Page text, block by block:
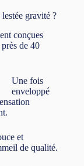
gravité ?
conçues
de 40
Une fois
enveloppé
et
de qualité.